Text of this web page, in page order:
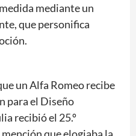
mediante un
que personifica
un Alfa Romeo recibe
para el Diseño
recibió el 25.º